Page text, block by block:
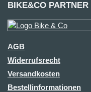
BIKE&CO PARTNER
AGB
Widerrufsrecht
Versandkosten
Bestellinformationen